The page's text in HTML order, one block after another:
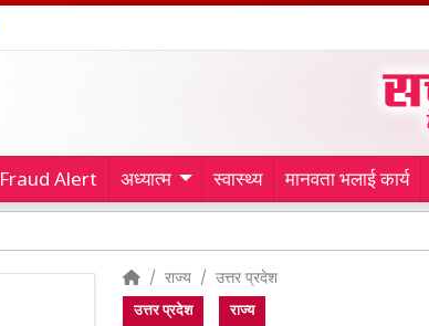
Fraud Alert अध्यात्म स्वास्थ्य मानवता भलाई कार्य
राज्य उत्तर प्रदेश
उत्तर प्रदेश राज्य